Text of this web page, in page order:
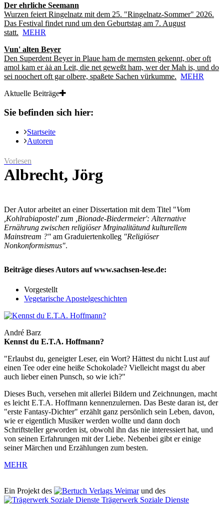
Der ehrliche Seemann
Wurzen feiert Ringelnatz mit dem 25. "Ringelnatz-Sommer" 2026.
Das Festival findet rund um den Geburtstag am 7. August
statt. MEHR
Vun' alten Beyer
Den Superdent Beyer in Plaue ham de mernsten gekennt, ober oft
amol kam er ȧȧ an Leit, die net geweßt ham, wer der Mah is, und do
sei noochert oft gar olbere, spaßete Sachen vürkumme. MEHR
Aktuelle Beiträge
Sie befinden sich hier:
Startseite
Autoren
Vorlesen
Albrecht, Jörg
Der Autor arbeitet an einer Dissertation mit dem Titel "Vom
,Kohlrabiapostel' zum ,Bionade-Biedermeier': Alternative
Ernährung zwischen religiöser Mrginalitätund kulturellem
Mainstream ?" am Graduiertenkolleg "Religiöser
Nonkonformismus".
Beiträge dieses Autors auf www.sachsen-lese.de:
Vorgestellt
Vegetarische Apostelgeschichten
André Barz
Kennst du E.T.A. Hoffmann?
"Erlaubst du, geneigter Leser, ein Wort? Hättest du nicht Lust auf
einen Tee oder eine heiße Schokolade? Vielleicht magst du aber
auch lieber einen Punsch, so wie ich?"
Dieses Buch, versehen mit allerlei Bildern und Zeichnungen, macht
es leicht E.T.A. Hoffmann kennenzulernen. Das Beste daran ist, der
"erste Fantasy-Dichter" erzählt ganz persönlich sein Leben, davon,
wie er eigentlich Musiker werden wollte und dann doch
Schriftsteller geworden ist, obwohl ihn das nie interessiert hat, und
von seinen Erfahrungen mit der Liebe. Nebenbei gibt er einige
seiner Märchen und Erzählungen zum besten.
MEHR
Ein Projekt des Verlags Weimarund des
Trägerwerk Soziale Dienste